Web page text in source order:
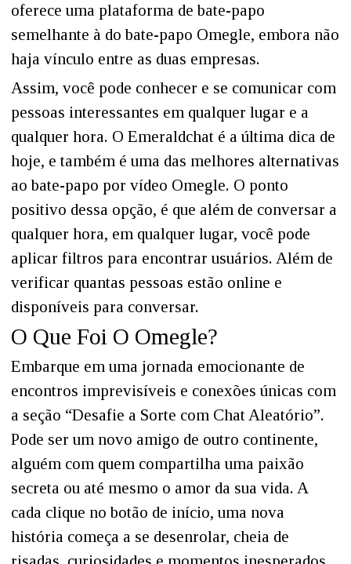
oferece uma plataforma de bate-papo
semelhante à do bate-papo Omegle, embora não
haja vínculo entre as duas empresas.
Assim, você pode conhecer e se comunicar com
pessoas interessantes em qualquer lugar e a
qualquer hora. O Emeraldchat é a última dica de
hoje, e também é uma das melhores alternativas
ao bate-papo por vídeo Omegle. O ponto
positivo dessa opção, é que além de conversar a
qualquer hora, em qualquer lugar, você pode
aplicar filtros para encontrar usuários. Além de
verificar quantas pessoas estão online e
disponíveis para conversar.
O Que Foi O Omegle?
Embarque em uma jornada emocionante de
encontros imprevisíveis e conexões únicas com
a seção “Desafie a Sorte com Chat Aleatório”.
Pode ser um novo amigo de outro continente,
alguém com quem compartilha uma paixão
secreta ou até mesmo o amor da sua vida. A
cada clique no botão de início, uma nova
história começa a se desenrolar, cheia de